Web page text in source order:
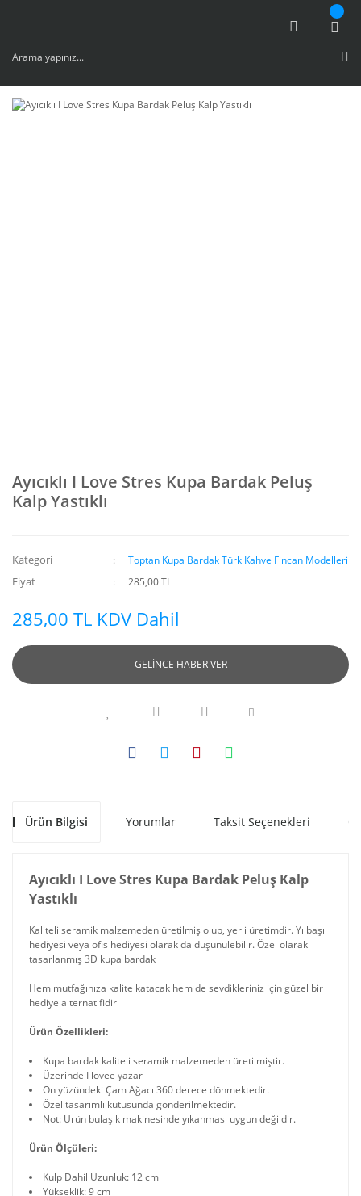
Ayıcıklı I Love Stres Kupa Bardak Peluş
Kalp Yastıklı
Kategori Toptan Kupa Bardak Türk Kahve Fincan Modelleri
Fiyat 285,00 TL
285,00 TL KDV Dahil
GELİNCE HABER VER
Ürün Bilgisi Yorumlar Taksit Seçenekleri
Ayıcıklı I Love Stres Kupa Bardak Peluş Kalp
Yastıklı
Kaliteli seramik malzemeden üretilmiş olup, yerli üretimdir. Yılbaşı
hediyesi veya ofis hediyesi olarak da düşünülebilir. Özel olarak
tasarlanmış 3D kupa bardak
Hem mutfağınıza kalite katacak hem de sevdikleriniz için güzel bir
hediye alternatifidir
Ürün Özellikleri:
Kupa bardak kaliteli seramik malzemeden üretilmiştir.
Üzerinde I lovee yazar
Ön yüzündeki Çam Ağacı 360 derece dönmektedir.
Özel tasarımlı kutusunda gönderilmektedir.
Not: Ürün bulaşık makinesinde yıkanması uygun değildir.
Ürün Ölçüleri:
Kulp Dahil Uzunluk: 12 cm
Yükseklik: 9 cm